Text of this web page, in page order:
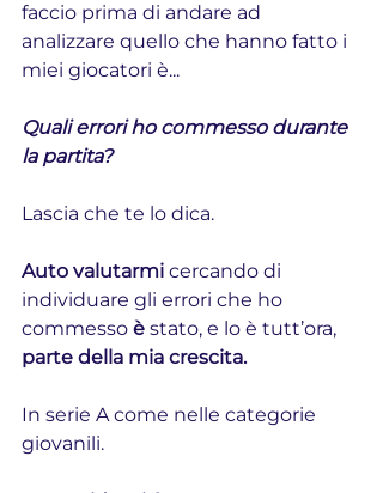
faccio prima di andare ad
analizzare quello che hanno fatto i
miei giocatori è...
Quali errori ho commesso durante
la partita?
Lascia che te lo dica.
Auto valutarmi cercando di
individuare gli errori che ho
commesso è stato, e lo è tutt’ora,
parte della mia crescita.
In serie A come nelle categorie
giovanili.